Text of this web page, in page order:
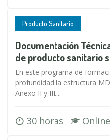
Producto Sanitario
Documentación
de producto sanitario
En este programa de
profundidad la estructura
Anexo II y III....
30 horas Online